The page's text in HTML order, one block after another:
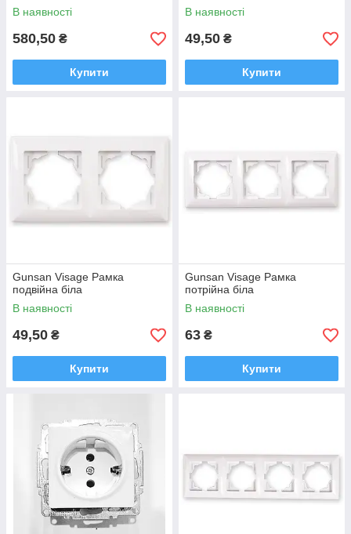
В наявності
580,50 ₴
Купити
В наявності
49,50 ₴
Купити
Gunsan Visage Рамка
подвійна біла
В наявності
49,50 ₴
Купити
Gunsan Visage Рамка
потрійна біла
В наявності
63 ₴
Купити